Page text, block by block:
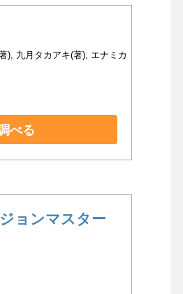
), 九月タカアキ(著), エナミカ
べる
ョンマスター